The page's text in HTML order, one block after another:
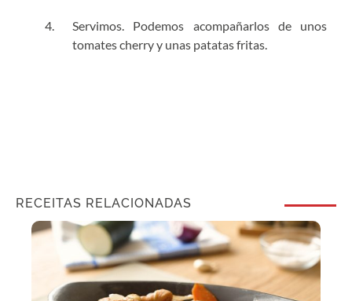
Servimos. Podemos acompañarlos de unos
tomates cherry y unas patatas fritas.
RECEITAS RELACIONADAS